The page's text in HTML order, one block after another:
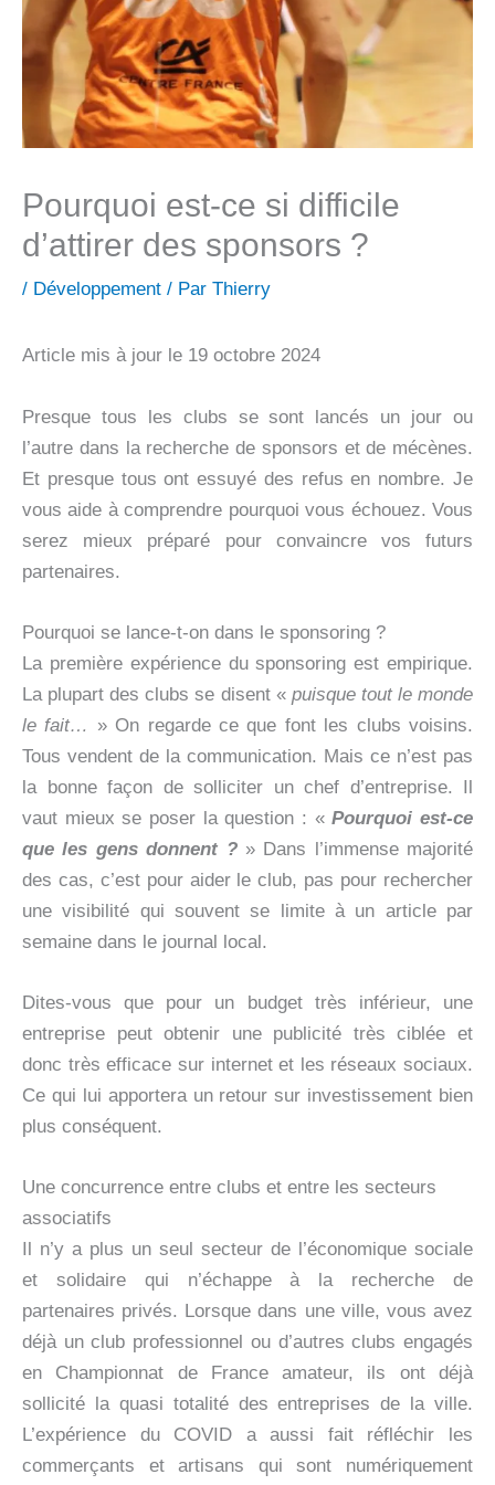
Pourquoi est-ce si difficile
d’attirer des sponsors ?
/ Développement / Par Thierry
Article mis à jour le 19 octobre 2024
Presque tous les clubs se sont lancés un jour ou
l’autre dans la recherche de sponsors et de mécènes.
Et presque tous ont essuyé des refus en nombre. Je
vous aide à comprendre pourquoi vous échouez. Vous
serez mieux préparé pour convaincre vos futurs
partenaires.
Pourquoi se lance-t-on dans le sponsoring ?
La première expérience du sponsoring est empirique.
La plupart des clubs se disent « puisque tout le monde
le fait…
» On regarde ce que font les clubs voisins.
Tous vendent de la communication. Mais ce n’est pas
la bonne façon de solliciter un chef d’entreprise. Il
vaut mieux se poser la question : «Pourquoi est-ce
que les gens donnent ?» Dans l’immense majorité
des cas, c’est pour aider le club, pas pour rechercher
une visibilité qui souvent se limite à un article par
semaine dans le journal local.
Dites-vous que pour un budget très inférieur, une
entreprise peut obtenir une publicité très ciblée et
donc très efficace sur internet et les réseaux sociaux.
Ce qui lui apportera un retour sur investissement bien
plus conséquent.
Une concurrence entre clubs et entre les secteurs
associatifs
Il n’y a plus un seul secteur de l’économique sociale
et solidaire qui n’échappe à la recherche de
partenaires privés. Lorsque dans une ville, vous avez
déjà un club professionnel ou d’autres clubs engagés
en Championnat de France amateur, ils ont déjà
sollicité la quasi totalité des entreprises de la ville.
L’expérience du COVID a aussi fait réfléchir les
commerçants et artisans qui sont numériquement